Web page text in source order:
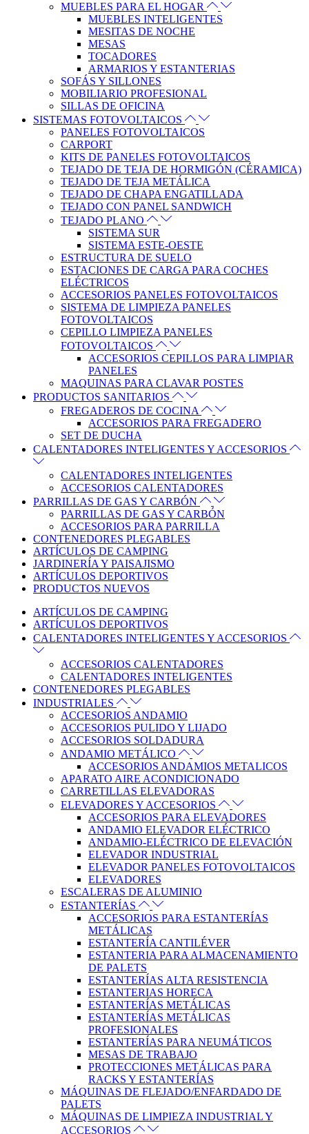
MUEBLES PARA EL HOGAR
MUEBLES INTELIGENTES
MESITAS DE NOCHE
MESAS
TOCADORES
ARMARIOS Y ESTANTERIAS
SOFÁS Y SILLONES
MOBILIARIO PROFESIONAL
SILLAS DE OFICINA
SISTEMAS FOTOVOLTAICOS
PANELES FOTOVOLTAICOS
CARPORT
KITS DE PANELES FOTOVOLTAICOS
TEJADO DE TEJA DE HORMIGÓN (CÉRAMICA)
TEJADO DE TEJA METÁLICA
TEJADO DE CHAPA ENGATILLADA
TEJADO CON PANEL SANDWICH
TEJADO PLANO
SISTEMA SUR
SISTEMA ESTE-OESTE
ESTRUCTURA DE SUELO
ESTACIONES DE CARGA PARA COCHES
ELÉCTRICOS
ACCESORIOS PANELES FOTOVOLTAICOS
SISTEMA DE LIMPIEZA PANELES
FOTOVOLTAICOS
CEPILLO LIMPIEZA PANELES
FOTOVOLTAICOS
ACCESORIOS CEPILLOS PARA LIMPIAR
PANELES
MAQUINAS PARA CLAVAR POSTES
PRODUCTOS SANITARIOS
FREGADEROS DE COCINA
ACCESORIOS PARA FREGADERO
SET DE DUCHA
CALENTADORES INTELIGENTES Y ACCESORIOS
CALENTADORES INTELIGENTES
ACCESORIOS CALENTADORES
PARRILLAS DE GAS Y CARBÓN
PARRILLAS DE GAS Y CARBÓN
ACCESORIOS PARA PARRILLA
CONTENEDORES PLEGABLES
ARTÍCULOS DE CAMPING
JARDINERÍA Y PAISAJISMO
ARTÍCULOS DEPORTIVOS
PRODUCTOS NUEVOS
ARTÍCULOS DE CAMPING
ARTÍCULOS DEPORTIVOS
CALENTADORES INTELIGENTES Y ACCESORIOS
ACCESORIOS CALENTADORES
CALENTADORES INTELIGENTES
CONTENEDORES PLEGABLES
INDUSTRIALES
ACCESORIOS ANDAMIO
ACCESORIOS PULIDO Y LIJADO
ACCESORIOS SOLDADURA
ANDAMIO METÁLICO
ACCESORIOS ANDAMIOS METALICOS
APARATO AIRE ACONDICIONADO
CARRETILLAS ELEVADORAS
ELEVADORES Y ACCESORIOS
ACCESORIOS PARA ELEVADORES
ANDAMIO ELEVADOR ELÉCTRICO
ANDAMIO-ELÉCTRICO DE ELEVACIÓN
ELEVADOR INDUSTRIAL
ELEVADOR PANELES FOTOVOLTAICOS
ELEVADORES
ESCALERAS DE ALUMINIO
ESTANTERÍAS
ACCESORIOS PARA ESTANTERÍAS
METÁLICAS
ESTANTERÍA CANTILÉVER
ESTANTERIA PARA ALMACENAMIENTO
DE PALETS
ESTANTERÍAS ALTA RESISTENCIA
ESTANTERIAS HORECA
ESTANTERÍAS METÁLICAS
ESTANTERÍAS METÁLICAS
PROFESIONALES
ESTANTERÍAS PARA NEUMÁTICOS
MESAS DE TRABAJO
PROTECCIONES METÁLICAS PARA
RACKS Y ESTANTERÍAS
MÁQUINAS DE FLEJADO/ENFARDADO DE
PALETS
MÁQUINAS DE LIMPIEZA INDUSTRIAL Y
ACCESORIOS